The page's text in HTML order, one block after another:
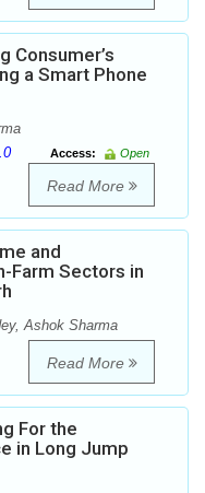
Consumer’s
a Smart Phone
Access:
Open
Read More
and
Farm Sectors in
Ashok Sharma
Read More
For the
in Long Jump